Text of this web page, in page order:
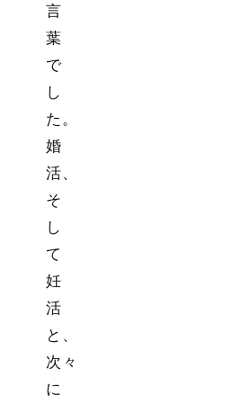
言
葉
で
し
た。
婚
活、
そ
し
て
妊
活
と、
次々
に